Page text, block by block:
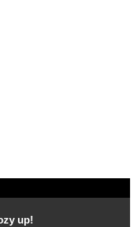
up!